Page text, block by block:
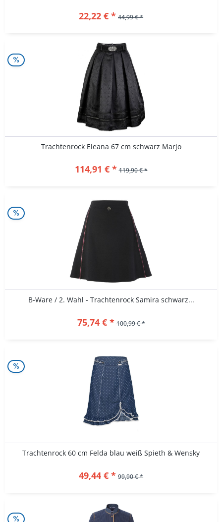
22,22 € * 44,99 € *
Trachtenrock Eleana 67 cm schwarz Marjo
114,91 € * 119,90 € *
B-Ware / 2. Wahl - Trachtenrock Samira schwarz...
75,74 € * 100,99 € *
Trachtenrock 60 cm Felda blau weiß Spieth & Wensky
49,44 € * 99,90 € *